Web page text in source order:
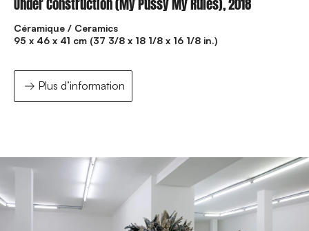
Under Construction (My Pussy My Rules), 2018
Céramique / Ceramics
95 x 46 x 41 cm (37 3/8 x 18 1/8 x 16 1/8 in.)
Plus d’information